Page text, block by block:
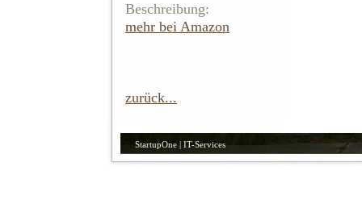
Beschreibung:
mehr bei Amazon
zurück...
StartupOne | IT-Services